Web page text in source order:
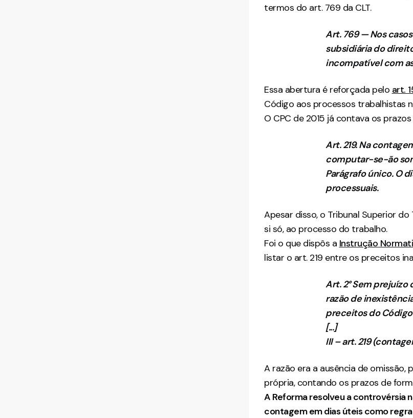
termos do art. 769 da CLT.
Art. 769 — Nos
subsidiária do
incompatível com
Essa abertura é reforçada pelo art.
Código aos processos trabalhistas
O CPC de 2015 já contava os
Art. 219. Na
computar-se-ão
Parágrafo único. O
processuais.
Apesar disso, o Tribunal Superior
si só, ao processo do trabalho.
Foi o que dispôs a Instrução
listar o art. 219 entre os preceitos
Art. 2° Sem prejuízo
razão de
preceitos do
[...]
III – art. 219
A razão era a ausência de omissão,
própria, contando os prazos de
A Reforma resolveu a controvérsia
contagem em dias úteis como